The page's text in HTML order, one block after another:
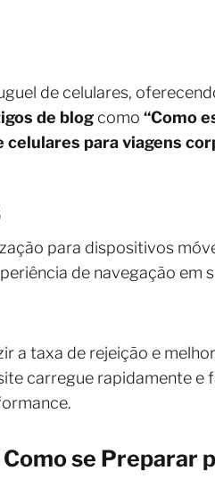
de celulares,
de blog como “Como
celulares para viagens
para dispositivos
de navegação em
a taxa de rejeição e
carregue rapidamente e
se Preparar